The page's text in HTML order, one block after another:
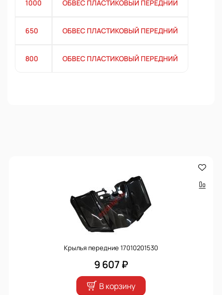
1000 ОБВЕС ПЛАСТИКОВЫЙ ПЕРЕДНИЙ
650 ОБВЕС ПЛАСТИКОВЫЙ ПЕРЕДНИЙ
800 ОБВЕС ПЛАСТИКОВЫЙ ПЕРЕДНИЙ
Крылья передние 17010201530
9 607 ₽
В корзину